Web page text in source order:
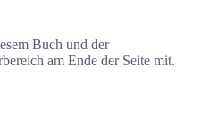
Buch und der
am Ende der Seite mit.